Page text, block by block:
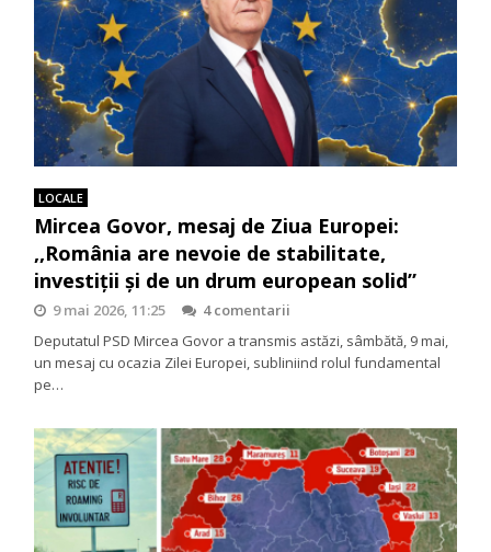
LOCALE
Mircea Govor, mesaj de Ziua Europei:
,,România are nevoie de stabilitate,
investiții și de un drum european solid”
9 mai 2026, 11:25
4 comentarii
Deputatul PSD Mircea Govor a transmis astăzi, sâmbătă, 9 mai,
un mesaj cu ocazia Zilei Europei, subliniind rolul fundamental
pe…